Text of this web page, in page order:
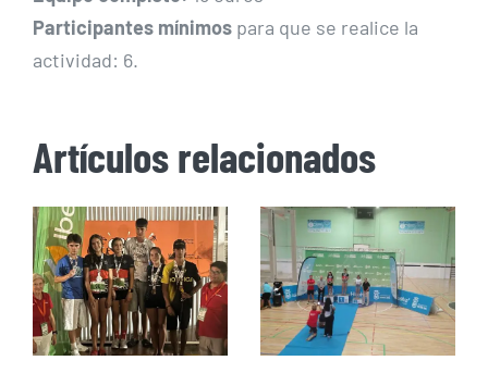
Participantes mínimos para que se realice la
actividad: 6.
Artículos relacionados